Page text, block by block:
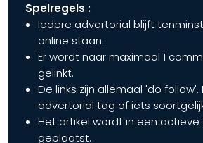
Spelregels :
Iedere advertorial blijft
online staan.
Er wordt naar maximaal 1
gelinkt.
De links zijn allemaal 'do follow'.
advertorial tag of iets
Het artikel wordt in een
geplaatst.